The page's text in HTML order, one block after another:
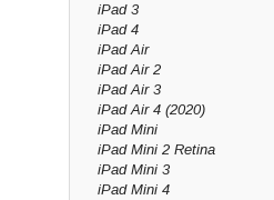
iPad 3
iPad 4
iPad Air
iPad Air 2
iPad Air 3
iPad Air 4 (2020)
iPad Mini
iPad Mini 2 Retina
iPad Mini 3
iPad Mini 4